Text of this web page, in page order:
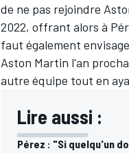
de ne pas rejoindre
2022, offrant alors à
faut également
Aston Martin l'an
autre équipe tout en
Lire aussi :
Pérez : "Si quelqu'un